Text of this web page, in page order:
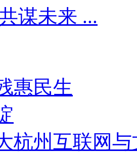
谋未来 ...
惠民生
杭州互联网